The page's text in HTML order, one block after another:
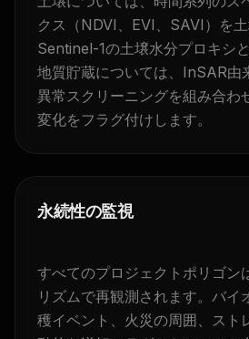
クス（NDVI、EVI、SAVI）を
Sentinel-1の土壌水分プロキシ
地質貯蔵については、InSAR由
異常スクリーニングを組み合わ
変化をフラグ付けします。
永続性の監視
すべてのプロジェクトポリゴン
リズムで再観測されます。バイ
穫イベント、火災の周囲、スト